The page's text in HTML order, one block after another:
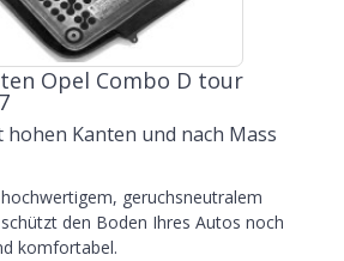
Opel Combo D tour
Kanten und nach Mass
geruchsneutralem
den Boden Ihres Autos noch
komfortabel.